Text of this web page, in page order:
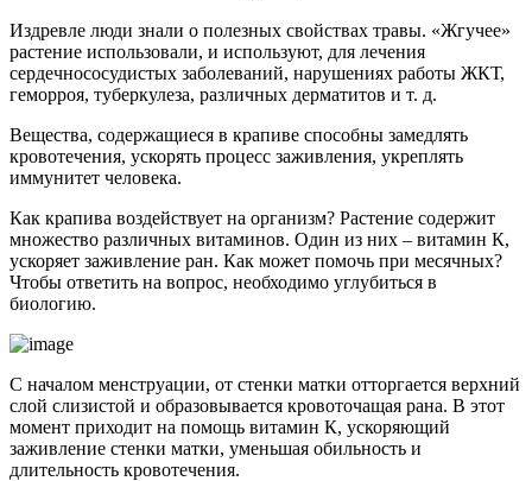
Издревле люди знали о полезных свойствах травы. «Жгучее»
растение использовали, и используют, для лечения
сердечнососудистых заболеваний, нарушениях работы ЖКТ,
геморроя, туберкулеза, различных дерматитов и т. д.
Вещества, содержащиеся в крапиве способны замедлять
кровотечения, ускорять процесс заживления, укреплять
иммунитет человека.
Как крапива воздействует на организм? Растение содержит
множество различных витаминов. Один из них – витамин К,
ускоряет заживление ран. Как может помочь при месячных?
Чтобы ответить на вопрос, необходимо углубиться в
биологию.
С началом менструации, от стенки матки отторгается верхний
слой слизистой и образовывается кровоточащая рана. В этот
момент приходит на помощь витамин К, ускоряющий
заживление стенки матки, уменьшая обильность и
длительность кровотечения.